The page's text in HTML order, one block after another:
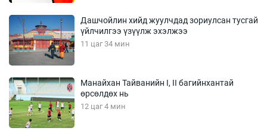
Дашчойлин хийд жуулчдад зориулсан тусгай
үйлчилгээ үзүүлж эхэлжээ
11 цаг 34 мин
Манайхан Тайванийн I, II багийнхантай
өрсөлдөх нь
12 цаг 4 мин